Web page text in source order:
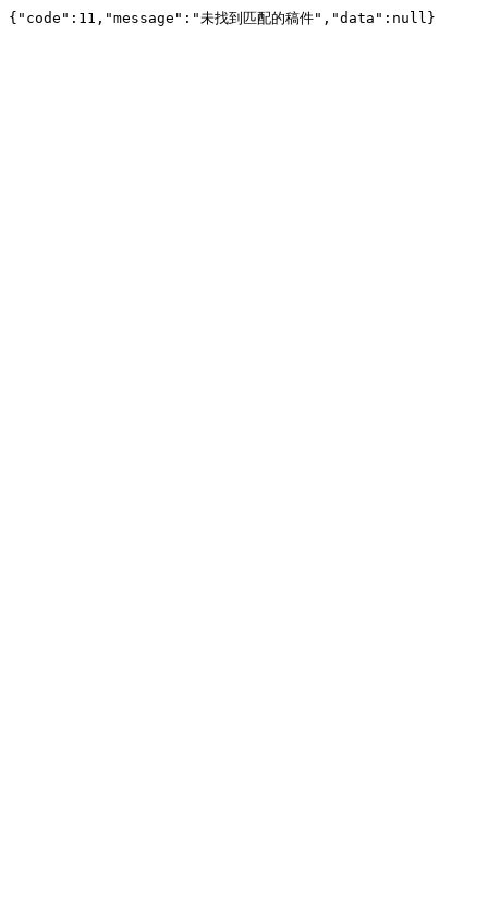
{"code":11,"message":"未找到匹配的稿件","data":null}